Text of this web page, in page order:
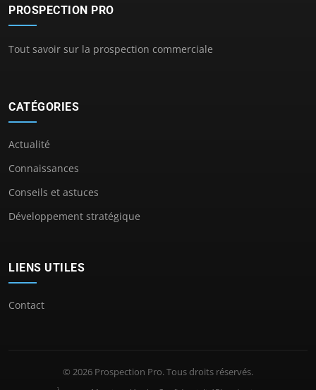
PROSPECTION PRO
Tout savoir sur la prospection commerciale
CATÉGORIES
Actualité
Connaissances
Conseils et astuces
Développement stratégique
LIENS UTILES
Contact
© 2026 Prospection Pro. Tous droits réservés.